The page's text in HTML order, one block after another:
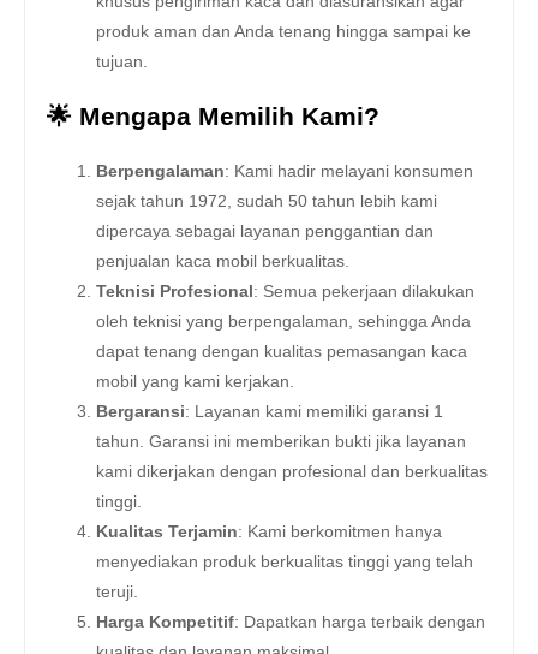
produk aman dan Anda tenang hingga sampai ke
tujuan.
🌟 Mengapa Memilih Kami?
Berpengalaman: Kami hadir melayani konsumen
sejak tahun 1972, sudah 50 tahun lebih kami
dipercaya sebagai layanan penggantian dan
penjualan kaca mobil berkualitas.
Teknisi Profesional : Semua pekerjaan dilakukan
oleh teknisi yang berpengalaman, sehingga Anda
dapat tenang dengan kualitas pemasangan kaca
mobil yang kami kerjakan.
Bergaransi: Layanan kami memiliki garansi 1
tahun. Garansi ini memberikan bukti jika layanan
kami dikerjakan dengan profesional dan berkualitas
tinggi.
Kualitas Terjamin: Kami berkomitmen hanya
menyediakan produk berkualitas tinggi yang telah
teruji.
Harga Kompetitif: Dapatkan harga terbaik dengan